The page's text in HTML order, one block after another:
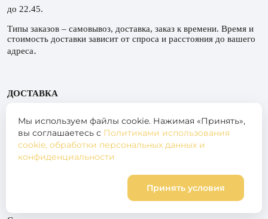
0
до 22.45.
Типы заказов – самовывоз, доставка, заказ к времени. Время и
стоимость доставки зависит от спроса и расстояния до вашего
адреса.
ДОСТАВКА
и желтая зоны доставки) оформление и оплата
производится на сайте. Сумма доставки отображается при
оформлении заказа.
ЖК Окла, ЖК Заповедный парк, ЖК
Френдс, ЖК Орловский парк, ЖК Новоорловский, ЖК Новая
Мы используем файлы cookie. Нажимая «Принять»,
вы соглашаетесь с Политиками использования
cookie, обработки персональных данных и
конфиденциальности
Принять условия